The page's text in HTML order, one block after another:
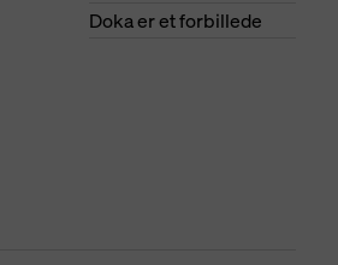
Doka er et forbillede